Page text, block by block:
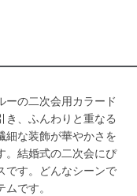
ーの二次会用カラード
き、ふんわりと重なる
細な装飾が華やかさを
。結婚式の二次会にぴ
です。どんなシーンで
です。